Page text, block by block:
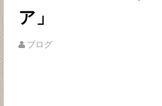
ア」
ブログ